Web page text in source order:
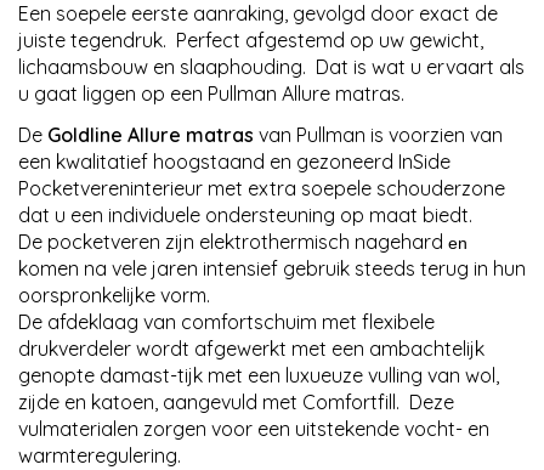
Een soepele eerste aanraking, gevolgd door exact de
juiste tegendruk. Perfect afgestemd op uw gewicht,
lichaamsbouw en slaaphouding. Dat is wat u ervaart als
u gaat liggen op een Pullman Allure matras.
De Goldline Allure matras van Pullman is voorzien van
een kwalitatief hoogstaand en gezoneerd InSide
Pocketvereninterieur met extra soepele schouderzone
dat u een individuele ondersteuning op maat biedt.
De pocketveren zijn elektrothermisch nagehard en
komen na vele jaren intensief gebruik steeds terug in hun
oorspronkelijke vorm.
De afdeklaag van comfortschuim met flexibele
drukverdeler wordt afgewerkt met een ambachtelijk
genopte damast-tijk met een luxueuze vulling van wol,
zijde en katoen, aangevuld met Comfortfill. Deze
vulmaterialen zorgen voor een uitstekende vocht- en
warmteregulering.